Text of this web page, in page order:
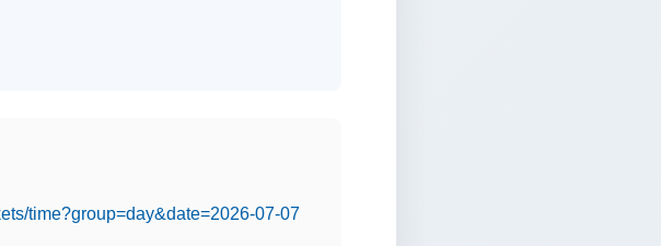
time?group=day&date=2026-07-07